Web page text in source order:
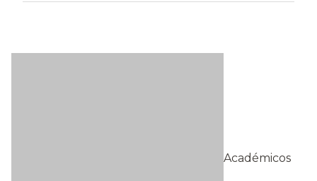
Académicos